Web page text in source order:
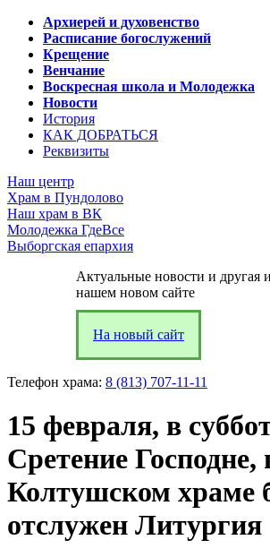
Архиерей и духовенство
Расписание богослужений
Крещение
Венчание
Воскресная школа и Молодежка
Новости
История
КАК ДОБРАТЬСЯ
Реквизиты
Наш центр
Храм в Пундолово
Наш храм в ВК
Молодежка ГдеВсе
Выборгская епархия
Актуальные новости и другая
нашем новом сайте
На новый сайт
Телефон храма: 8 (813) 707-11-11
15 февраля, в
Сретение Господне,
Колтушском храме
отслужен Литургия